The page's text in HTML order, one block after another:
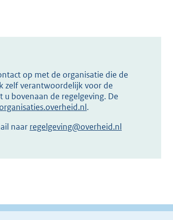
op met de organisatie die de
zelf verantwoordelijk voor de
bovenaan de regelgeving. De
organisaties.overheid.nl.
naar regelgeving@overheid.nl